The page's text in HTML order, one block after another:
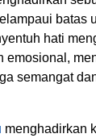
batas
hati
emosional,
semangat
menghadirkan